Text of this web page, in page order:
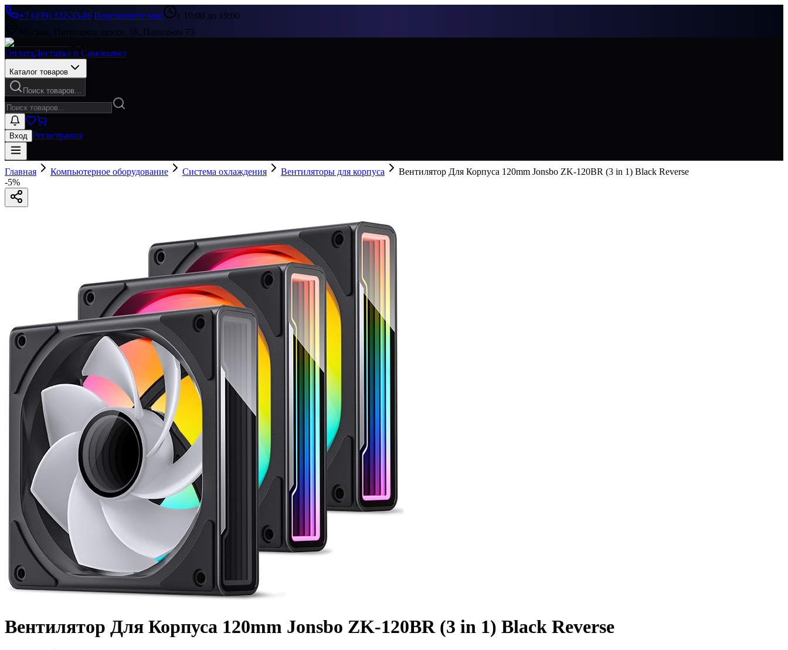
+7 (499) 322-33-86|Перезвоните мне
с 10:00 до 19:00
Москва, Пятницкое шоссе, 18, Павильон 73
ОплатаДоставка и Самовывоз
Каталог товаров
Поиск товаров...
Вход Регистрация
Главная Компьютерное оборудование Система охлаждения Вентиляторы для корпуса
Вентилятор Для Корпуса 120mm Jonsbo ZK-120BR (3 in 1) Black Reverse
-5%
Вентилятор Для Корпуса 120mm Jonsbo ZK-120BR (3 in 1) Black Reverse